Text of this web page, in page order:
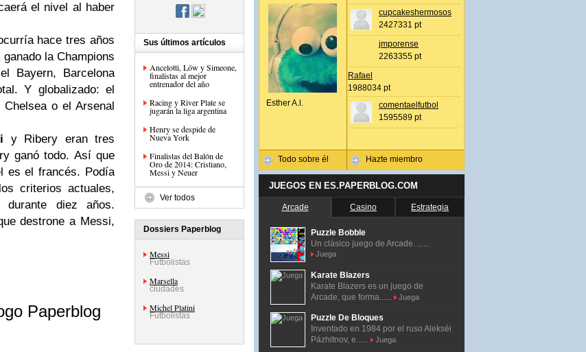
el nivel al haber
hace tres años
la Champions
Bayern, Barcelona
Y globalizado: el
o el Arsenal
y Ribery eran tres
ganó todo. Así que
es el francés. Podía
criterios actuales,
durante diez años.
destrone a Messi,
Sus últimos artículos
Ancelotti, Löw y Simeone,
finalistas al mejor
entrenador del año
Racing y River Plate se
jugarán la liga argentina
Henry se despide de
Nueva York
Finalistas del Balón de
Oro de 2014: Cristiano,
Messi y Neuer
Ver todos
Dossiers Paperblog
Messi
Futbolistas
Marsella
ciudades
Michel Platini
Futbolistas
Esther A.l.
Todo sobre él
cupcakeshermosos
2427331 pt
jmporense
2263355 pt
Rafael
1988034 pt
comentaelfutbol
1595589 pt
Hazte miembro
JUEGOS EN ES.PAPERBLOG.COM
Arcade Casino Estrategia
Puzzle Bobble
Un clásico juego de Arcade. ......
Juega
Karate Blazers
Karate Blazers es un juego de
Arcade, que forma......
Juega
Puzzle De Bloques
Inventado en 1984 por el ruso Alekséi
Pázhitnov, e......
Juega